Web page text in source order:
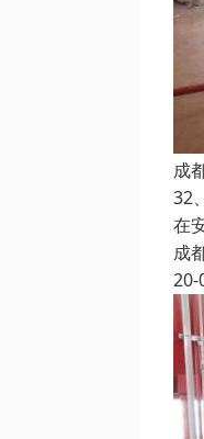
成
32
在
成
20-